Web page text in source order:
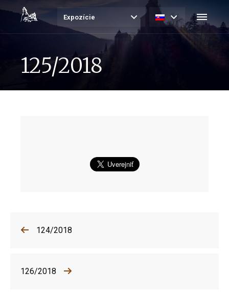
Expozície
125/2018
124/2018
126/2018